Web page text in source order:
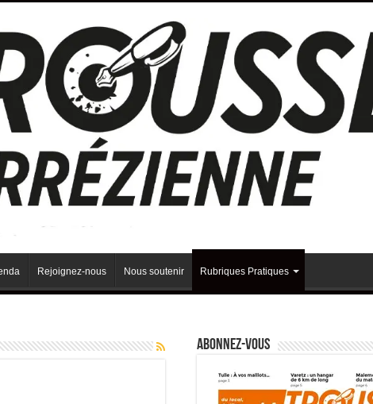
Rejoignez-nous Nous soutenir Rubriques Pratiques
Abonnez-vous